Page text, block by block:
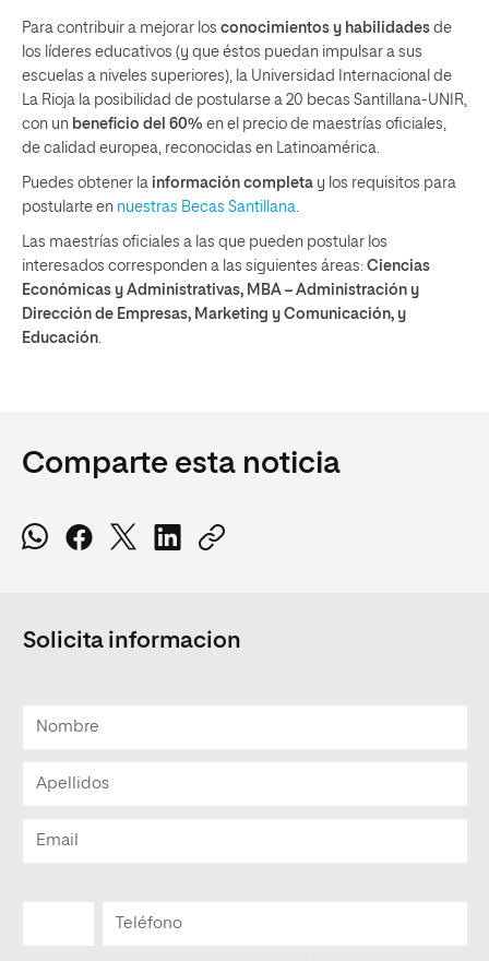
Para contribuir a mejorar los conocimientos y habilidades de
los líderes educativos (y que éstos puedan impulsar a sus
escuelas a niveles superiores), la Universidad Internacional de
La Rioja la posibilidad de postularse a 20 becas Santillana-UNIR,
con un beneficio del 60% en el precio de maestrías oficiales,
de calidad europea, reconocidas en Latinoamérica.
Puedes obtener la información completa y los requisitos para
postularte en nuestras Becas Santillana
Las maestrías oficiales a las que pueden postular los
interesados corresponden a las siguientes áreas: Ciencias
Económicas y Administrativas, MBA – Administración y
Dirección de Empresas, Marketing y Comunicación, y
Educación
Comparte esta noticia
Solicita informacion